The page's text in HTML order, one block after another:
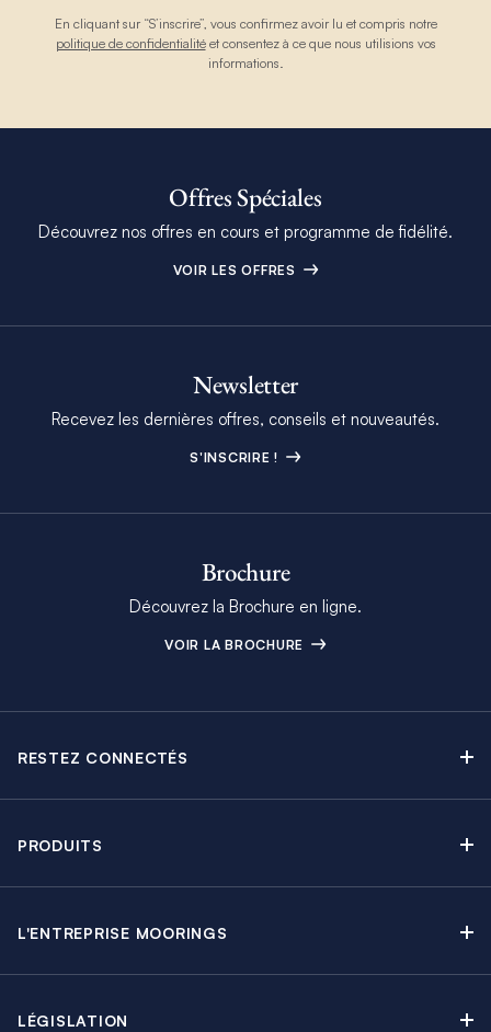
En cliquant sur “S’inscrire”, vous confirmez avoir lu et compris notre
politique de confidentialitéet consentez à ce que nous utilisions vos
informations.
Offres Spéciales
Découvrez nos offres en cours et programme de fidélité.
VOIR LES OFFRES
Newsletter
Recevez les dernières offres, conseils et nouveautés.
S'INSCRIRE !
Brochure
Découvrez la Brochure en ligne.
VOIR LA BROCHURE
RESTEZ CONNECTÉS
Offres en cours
PRODUITS
Groupes & Incentives
L'ENTREPRISE MOORINGS
LÉGISLATION